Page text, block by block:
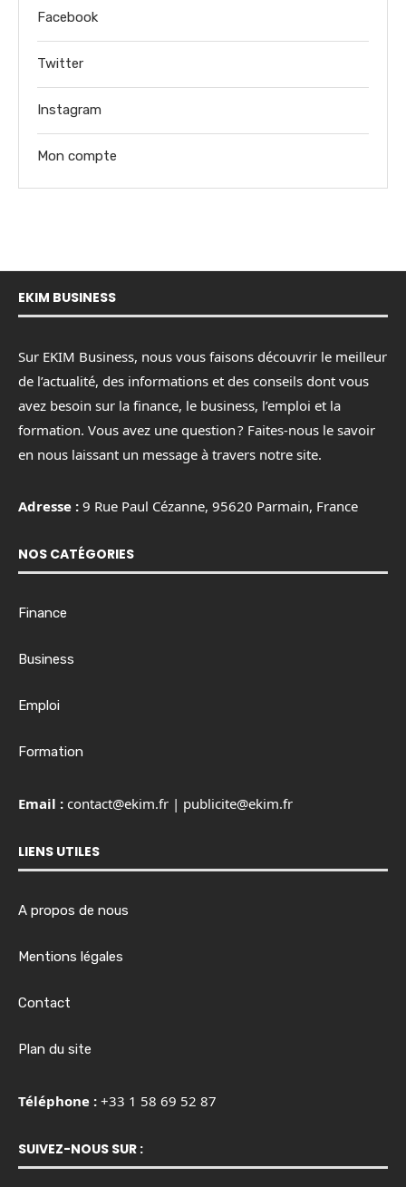
Facebook
Twitter
Instagram
Mon compte
EKIM BUSINESS
Sur EKIM Business, nous vous faisons découvrir le meilleur
de l’actualité, des informations et des conseils dont vous
avez besoin sur la finance, le business, l’emploi et la
formation. Vous avez une question ? Faites-nous le savoir
en nous laissant un message à travers notre site.
Adresse : 9 Rue Paul Cézanne, 95620 Parmain, France
NOS CATÉGORIES
Finance
Business
Emploi
Formation
Email : contact@ekim.fr | publicite@ekim.fr
LIENS UTILES
A propos de nous
Mentions légales
Contact
Plan du site
Téléphone : +33 1 58 69 52 87
SUIVEZ-NOUS SUR :